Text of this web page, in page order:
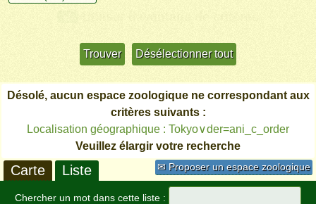
Désolé, aucun espace zoologique ne correspondant aux
critères suivants :
Localisation géographique : Tokyo∨der=ani_c_order
Veuillez élargir votre recherche
✉ Proposer un espace zoologique
Carte Liste
Chercher un mot dans cette liste :